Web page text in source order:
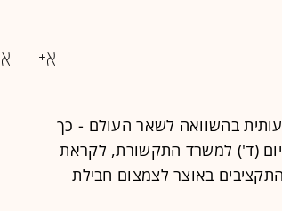
בהשוואה לשאר העולם - כך
(ד') למשרד התקשורת, לקראת
באוצר לצמצום חבילת